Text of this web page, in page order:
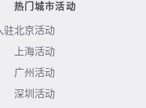
驻
热门城市活动
北京活动
上海活动
广州活动
深圳活动